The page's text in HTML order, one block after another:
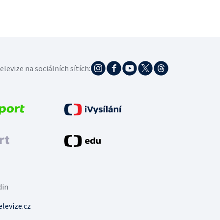
na sociálních sítích: